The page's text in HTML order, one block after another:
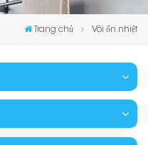
Trang chủ Vòi ổn nhiệt